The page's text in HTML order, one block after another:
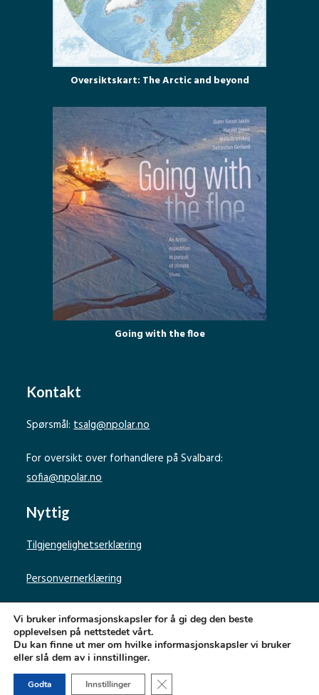
Oversiktskart: The Arctic and beyond
Going with the floe
Kontakt
Spørsmål:tsalg@npolar.no
For oversikt over forhandlere på Svalbard:
sofia@npolar.no
Nyttig
Tilgjengelighetserklæring
Personvernerklæring
Norsk Polarinstitutt
Vi bruker informasjonskapsler for å gi deg den beste
opplevelsen på nettstedet vårt.
Du kan finne ut mer om hvilke informasjonskapsler vi bruker
eller slå dem av i innstillinger.
Godta Innstillinger Lukk GDPR Infokapsel-banner